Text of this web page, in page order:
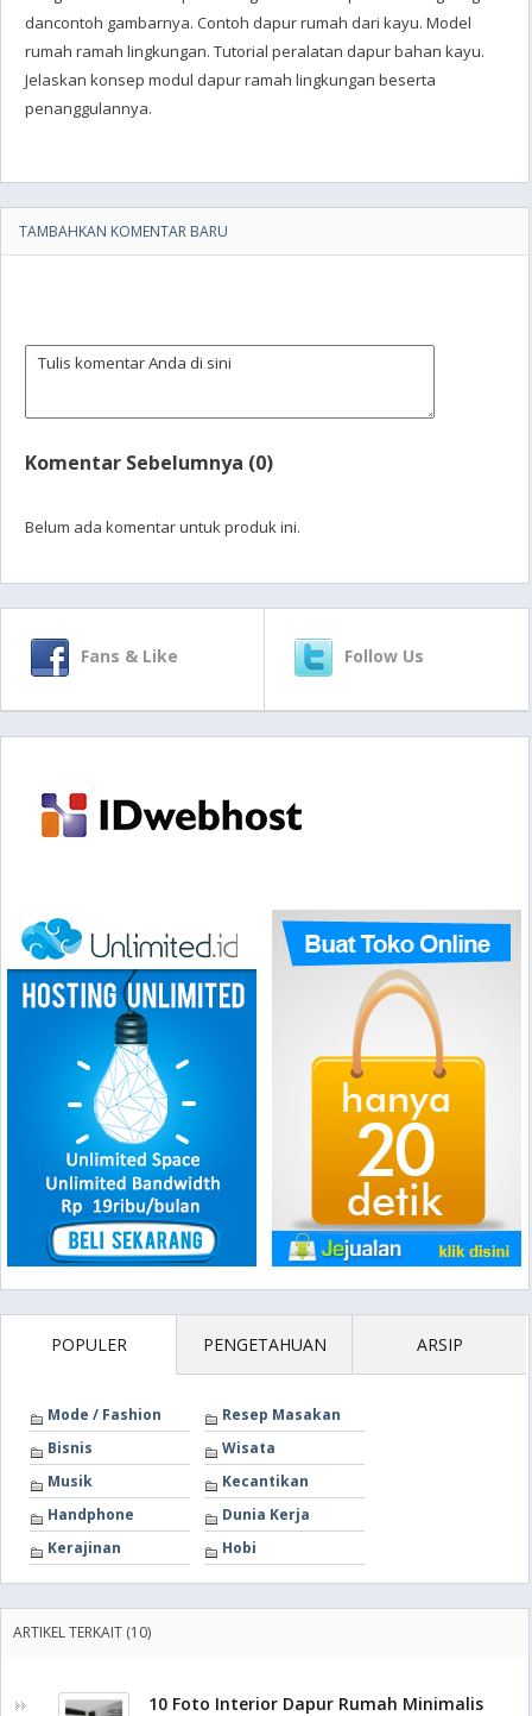
dancontoh gambarnya. Contoh dapur rumah dari kayu. Model
rumah ramah lingkungan. Tutorial peralatan dapur bahan kayu.
Jelaskan konsep modul dapur ramah lingkungan beserta
penanggulannya.
TAMBAHKAN KOMENTAR BARU
Komentar Sebelumnya (0)
Belum ada komentar untuk produk ini.
Fans & Like Follow Us
POPULER PENGETAHUAN ARSIP
Mode / Fashion
Resep Masakan
Bisnis
Wisata
Musik
Kecantikan
Handphone
Dunia Kerja
Kerajinan
Hobi
ARTIKEL TERKAIT (10)
10 Foto Interior Dapur Rumah Minimalis